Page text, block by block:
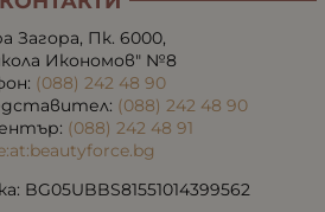
Загора, Пк. 6000,
Икономов" №8
(088) 242 48 90
(088) 242 48 90
(088) 242 48 91
BG05UBBS81551014399562